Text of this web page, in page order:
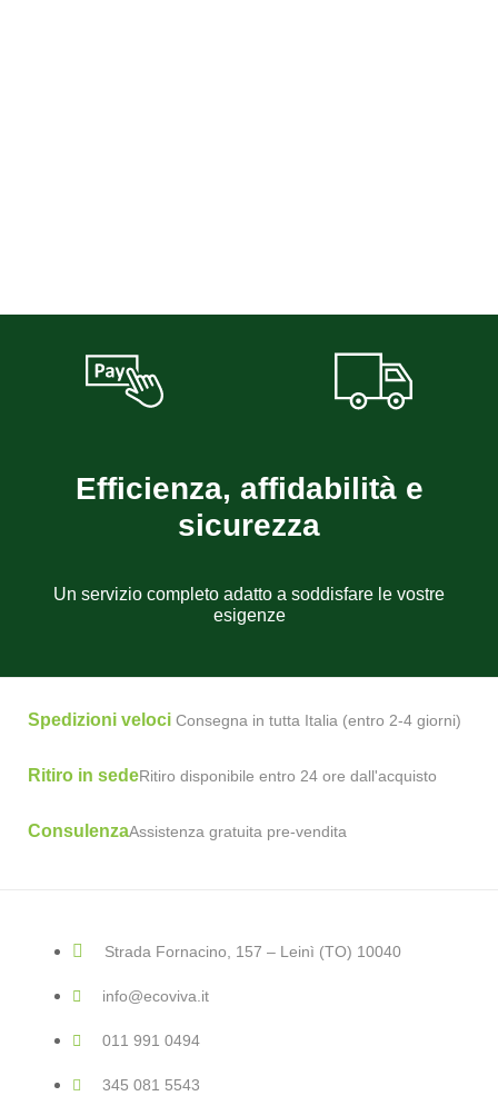
Efficienza, affidabilità e
sicurezza
Un servizio completo adatto a soddisfare le vostre
esigenze
Spedizioni veloci Consegna in tutta Italia (entro 2-4 giorni)
Ritiro in sedeRitiro disponibile entro 24 ore dall'acquisto
ConsulenzaAssistenza gratuita pre-vendita
Strada Fornacino, 157 – Leinì (TO) 10040
info@ecoviva.it
011 991 0494
345 081 5543